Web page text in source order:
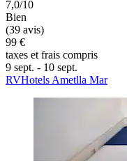
7,0/10
Bien
(39 avis)
99 €
taxes et frais compris
9 sept. - 10 sept.
RVHotels Ametlla Mar